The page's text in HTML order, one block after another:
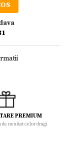
PREMIUM
de neuitat celor dragi